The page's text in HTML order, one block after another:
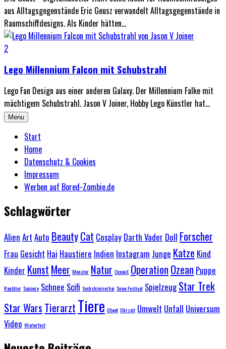
aus Alltagsgegenstände Eric Geusz verwandelt Alltagsgegenstände in
Raumschiffdesigns. Als Kinder hätten...
2
Lego Millennium Falcon mit Schubstrahl
Lego Fan Design aus einer anderen Galaxy. Der Millennium Falke mit
mächtigem Schubstrahl. Jason V Joiner, Hobby Lego Künstler hat...
Menu
Start
Home
Datenschutz & Cookies
Impressum
Werben auf Bored-Zombie.de
Schlagwörter
Alien Art Auto BeautyCat Cosplay Darth Vader Doll Forscher
Frau Gesicht Hai Haustiere Indien Instagram Junge Katze Kind
Kinder KunstMeer Monster Natur OceanX OperationOzean Puppe
Raubtier Sapporo Schnee Scifi Sechskiemerhai Snow Festival Spielzeug Star Trek
Star WarsTierarztTiere Uboot Uhrzeit Umwelt Unfall Universum
Video Winterfest